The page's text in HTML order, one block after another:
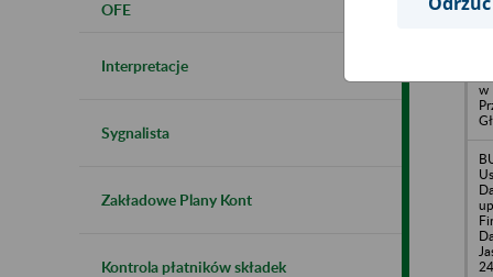
OFE
Interpretacje
Sygnalista
Zakładowe Plany Kont
Kontrola płatników składek
w
24